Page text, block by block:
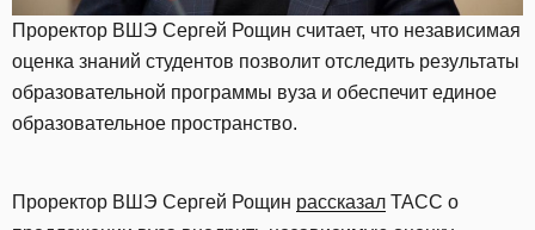
Проректор ВШЭ Сергей Рощин считает, что независимая
оценка знаний студентов позволит отследить результаты
образовательной программы вуза и обеспечит единое
образовательное пространство.
Проректор ВШЭ Сергей Рощин рассказал ТАСС о